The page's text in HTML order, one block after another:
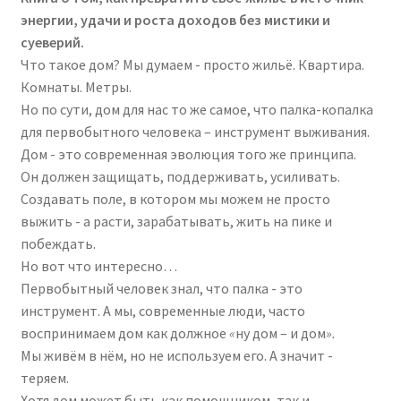
максимум
и
заставить
стены
работать
на
твой
доход
(2025)
энергии, удачи и роста доходов без мистики и
суеверий.
Что такое дом? Мы думаем - просто жильё. Квартира.
Комнаты. Метры.
Но по сути, дом для нас то же самое, что палка-копалка
для первобытного человека – инструмент выживания.
Дом - это современная эволюция того же принципа.
Он должен защищать, поддерживать, усиливать.
Создавать поле, в котором мы можем не просто
выжить - а расти, зарабатывать, жить на пике и
побеждать.
Но вот что интересно…
Первобытный человек знал, что палка - это
инструмент. А мы, современные люди, часто
воспринимаем дом как должное «ну дом – и дом».
Мы живём в нём, но не используем его. А значит -
теряем.